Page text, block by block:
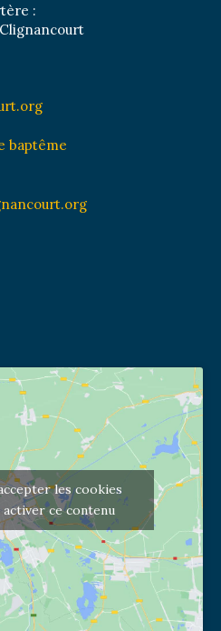
:
baptême
les cookies
ce contenu